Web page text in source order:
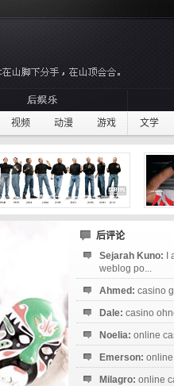
视频 动漫 游戏 文学
后评论
Sejarah Kuno:
weblog po...
Ahmed: casino
Dale: casino
Noelia: online
Emerson:
Milagro: online